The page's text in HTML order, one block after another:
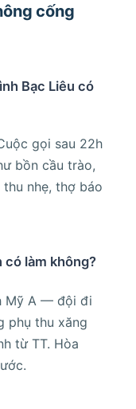
cống
Bạc Liêu có
gọi sau 22h
bồn cầu trào,
nhẹ, thợ báo
có làm không?
Mỹ A — đội đi
phụ thu xăng
từ TT. Hòa